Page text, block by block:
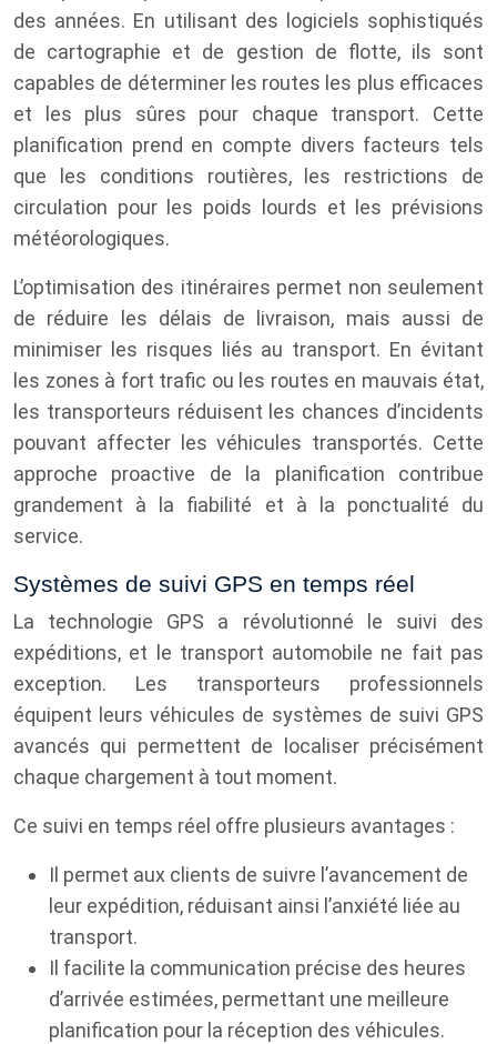
des années. En utilisant des logiciels sophistiqués
de cartographie et de gestion de flotte, ils sont
capables de déterminer les routes les plus efficaces
et les plus sûres pour chaque transport. Cette
planification prend en compte divers facteurs tels
que les conditions routières, les restrictions de
circulation pour les poids lourds et les prévisions
météorologiques.
L’optimisation des itinéraires permet non seulement
de réduire les délais de livraison, mais aussi de
minimiser les risques liés au transport. En évitant
les zones à fort trafic ou les routes en mauvais état,
les transporteurs réduisent les chances d’incidents
pouvant affecter les véhicules transportés. Cette
approche proactive de la planification contribue
grandement à la fiabilité et à la ponctualité du
service.
Systèmes de suivi GPS en temps réel
La technologie GPS a révolutionné le suivi des
expéditions, et le transport automobile ne fait pas
exception. Les transporteurs professionnels
équipent leurs véhicules de systèmes de suivi GPS
avancés qui permettent de localiser précisément
chaque chargement à tout moment.
Ce suivi en temps réel offre plusieurs avantages :
Il permet aux clients de suivre l’avancement de
leur expédition, réduisant ainsi l’anxiété liée au
transport.
Il facilite la communication précise des heures
d’arrivée estimées, permettant une meilleure
planification pour la réception des véhicules.